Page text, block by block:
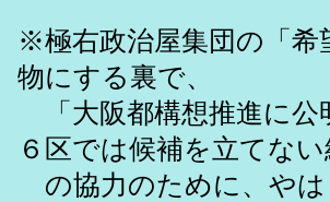
※極右政治屋集団の「希
物にする裏で、
「大阪都構想推進に公
６区では候補を立てない
の協力のために、や